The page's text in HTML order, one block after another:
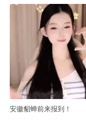
安徽貂蝉前来报到！